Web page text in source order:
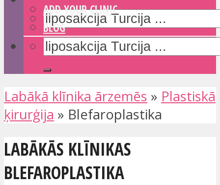
ADD YOUR CLINIC
BLOG
Labākā klīnika ārzemēs » Plastiskā
ķirurģija » Blefaroplastika
LABĀKĀS KLĪNIKAS
BLEFAROPLASTIKA